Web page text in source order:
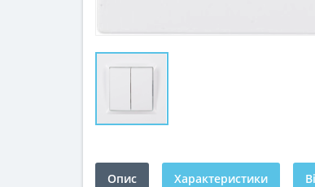
Опис Характеристики